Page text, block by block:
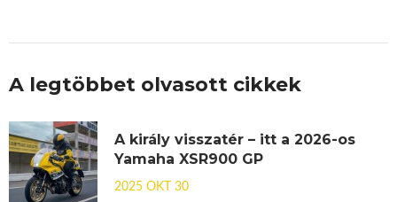
A legtöbbet olvasott cikkek
A király visszatér – itt a 2026-os
Yamaha XSR900 GP
2025 OKT 30